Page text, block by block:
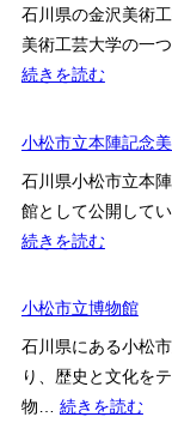
料
金・
ア
セ
ス
案
内
ど
こ
ろ・
金・
ク
セ
ス
内
記
念
館
石川県の金沢美術
美術工芸大学の一
続きを読む:
沢
術
工
芸
学
美
術
工
小松市立本陣記念
石川県小松市立本
館として公開して
続きを読む:
松
立
本
陣
小松市立博物館
石川県にある小松
り、歴史と文化を
物… 続きを読む: